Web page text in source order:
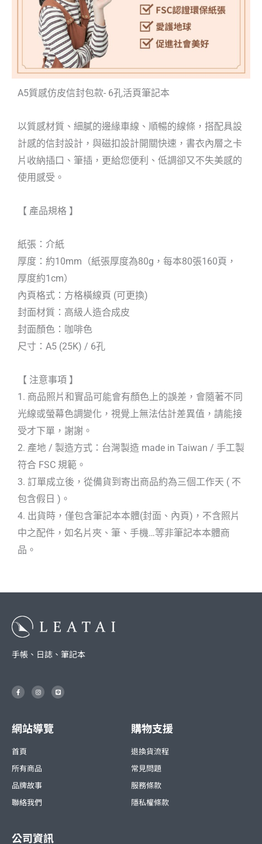
A5質感仿皮信封包款- 6孔活頁筆記本
以質感材質、細膩的邊緣車線、順暢的線條，搭配具設
計感的信封設計，與磁扣設計開關快速，書衣內層之卡
片收納插口、筆插，更給您便利、低調卻又不失美感的
使用感受。
【 產品規格 】
紙張：介紙
厚度：約10mm（紙張厚度為80g，每本80張160頁，
厚度約1cm）
內頁格式：方格橫線頁 (可更換)
封面材質：高級人造合成皮
封面顏色：咖啡色
尺寸：A5 (25K) / 6孔
【 注意事項 】
1. 商品照片和實品可能會有顏色上的誤差，會隨著不同
光線或螢幕色調變化，視覺上無法估計差異值，請能接
受才下單，謝謝。
2. 產地 / 製造方式：台灣製造 made in Taiwan / 手工製
符合 FSC 規範。
3. 訂單成立後，從備貨到寄出商品約為三個工作天 ( 不
包含假日 )。
4. 出貨時，僅包含筆記本本體(封面、內頁)，不含照片
中之配件，如名片夾、筆、手機…等非筆記本本體商
品。
手帳、日誌、筆記本
F
a
c
o
k
-
I
n
s
r
a
m
L
i
n
網站導覽
首頁
所有商品
品牌故事
聯絡我們
購物支援
退換貨流程
常見問題
服務條款
隱私權條款
公司資訊